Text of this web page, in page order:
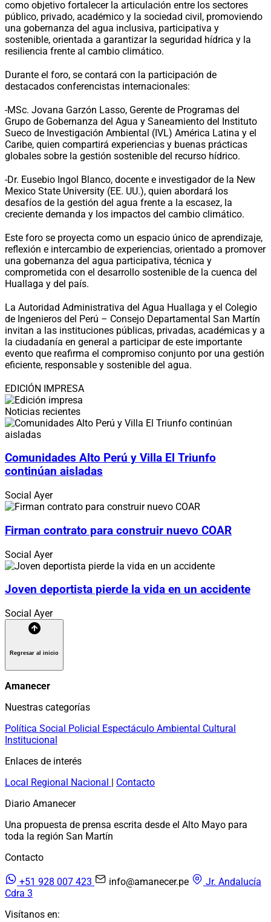
como objetivo fortalecer la articulación entre los sectores
público, privado, académico y la sociedad civil, promoviendo
una gobernanza del agua inclusiva, participativa y
sostenible, orientada a garantizar la seguridad hídrica y la
resiliencia frente al cambio climático.
Durante el foro, se contará con la participación de
destacados conferencistas internacionales:
-MSc. Jovana Garzón Lasso, Gerente de Programas del
Grupo de Gobernanza del Agua y Saneamiento del Instituto
Sueco de Investigación Ambiental (IVL) América Latina y el
Caribe, quien compartirá experiencias y buenas prácticas
globales sobre la gestión sostenible del recurso hídrico.
-Dr. Eusebio Ingol Blanco, docente e investigador de la New
Mexico State University (EE. UU.), quien abordará los
desafíos de la gestión del agua frente a la escasez, la
creciente demanda y los impactos del cambio climático.
Este foro se proyecta como un espacio único de aprendizaje,
reflexión e intercambio de experiencias, orientado a promover
una gobernanza del agua participativa, técnica y
comprometida con el desarrollo sostenible de la cuenca del
Huallaga y del país.
La Autoridad Administrativa del Agua Huallaga y el Colegio
de Ingenieros del Perú – Consejo Departamental San Martín
invitan a las instituciones públicas, privadas, académicas y a
la ciudadanía en general a participar de este importante
evento que reafirma el compromiso conjunto por una gestión
eficiente, responsable y sostenible del agua.
EDICIÓN IMPRESA
Noticias recientes
Comunidades Alto Perú y Villa El Triunfo
continúan aisladas
Social Ayer
Firman contrato para construir nuevo COAR
Social Ayer
Joven deportista pierde la vida en un accidente
Social Ayer
Regresar al inicio
Amanecer
Nuestras categorías
Política Social Policial Espectáculo Ambiental Cultural
Institucional
Enlaces de interés
Local Regional Nacional | Contacto
Diario Amanecer
Una propuesta de prensa escrita desde el Alto Mayo para
toda la región San Martín
Contacto
+51 928 007 423 info@amanecer.pe
Jr. Andalucía
Cdra 3
Visítanos en: